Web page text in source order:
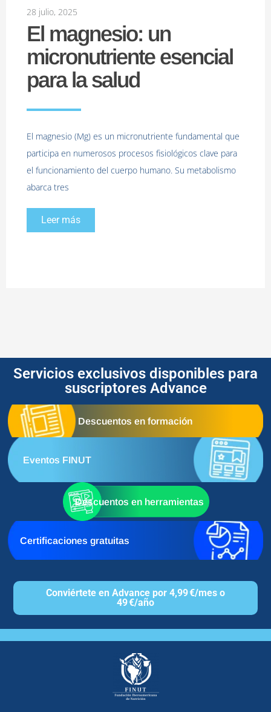
28 julio, 2025
El magnesio: un
micronutriente esencial
para la salud
El magnesio (Mg) es un micronutriente fundamental que
participa en numerosos procesos fisiológicos clave para
el funcionamiento del cuerpo humano. Su metabolismo
abarca tres
Leer más
Servicios exclusivos disponibles para
suscriptores Advance
Descuentos en formación
Eventos FINUT
Descuentos en herramientas
Certificaciones gratuitas
Conviértete en Advance por 4,99 €/mes o
49 €/año